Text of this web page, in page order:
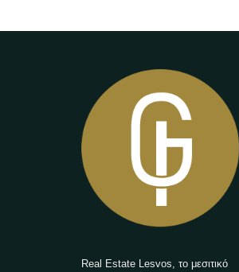
Real Estate Lesvos, το μεσιτικό